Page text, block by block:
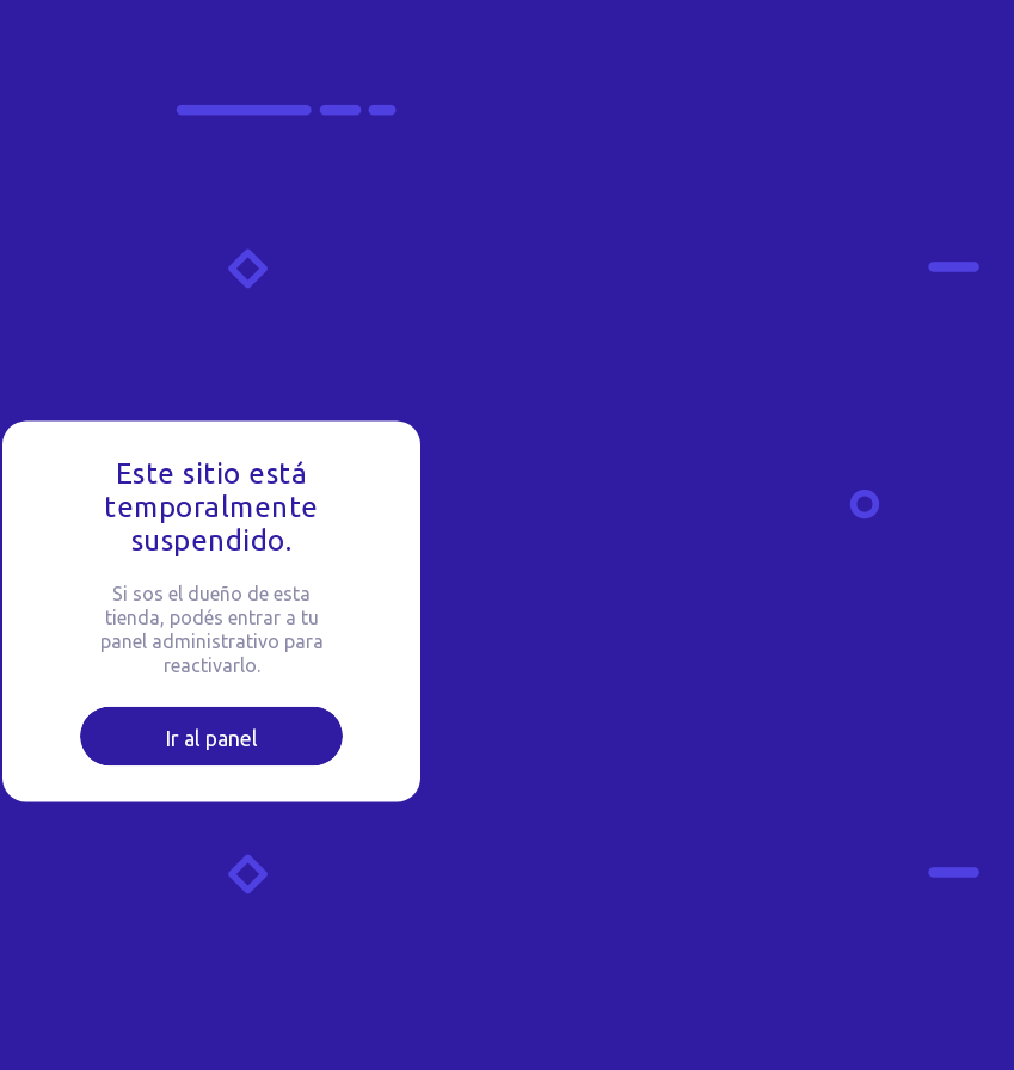
Este sitio está
temporalmente
suspendido.
Si sos el dueño de esta
tienda, podés entrar a tu
panel administrativo para
reactivarlo.
Ir al panel